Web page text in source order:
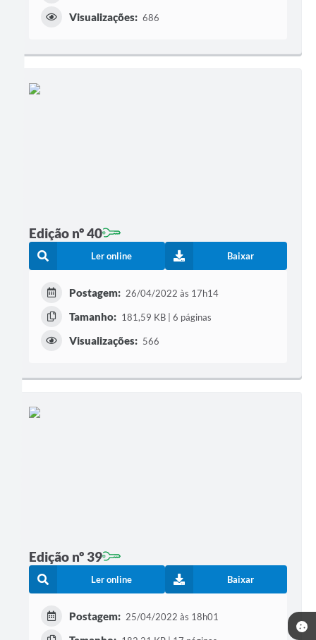
Visualizações: 686
Edição nº 40
Ler online Baixar
Postagem: 26/04/2022 às 17h14
Tamanho: 181,59 KB | 6 páginas
Visualizações: 566
Edição nº 39
Ler online Baixar
Postagem: 25/04/2022 às 18h01